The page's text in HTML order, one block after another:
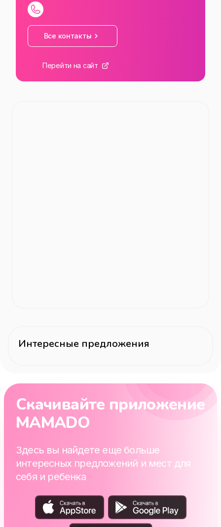
Все контакты
Перейти на сайт
Интересные предложения
Скачивайте приложение
MAMADO
Здесь вы найдете еще больше
интересных предложений и мест для
себя и ребенка